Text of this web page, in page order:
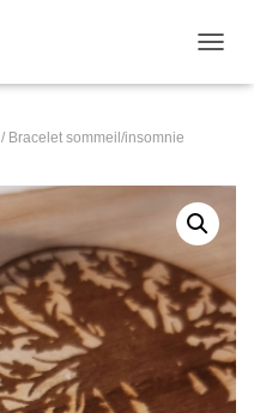
/ Bracelet sommeil/insomnie